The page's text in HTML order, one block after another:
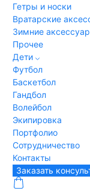
Гетры и носки
Вратарские
Зимние
Прочее
Дети
Футбол
Баскетбол
Гандбол
Волейбол
Экипировка
Портфолио
Сотрудничество
Контакты
Заказать